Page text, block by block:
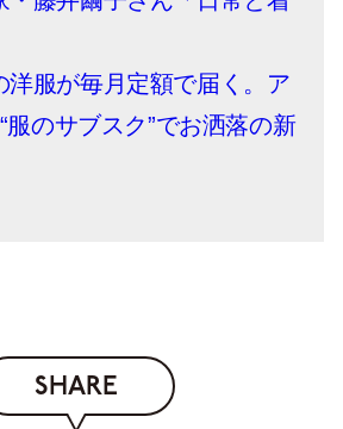
洋服が毎月定額で届く。ア
服のサブスク”でお洒落の新
SHARE